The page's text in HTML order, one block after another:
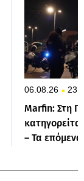
06.08.26
Marfin: Στη
– Τα